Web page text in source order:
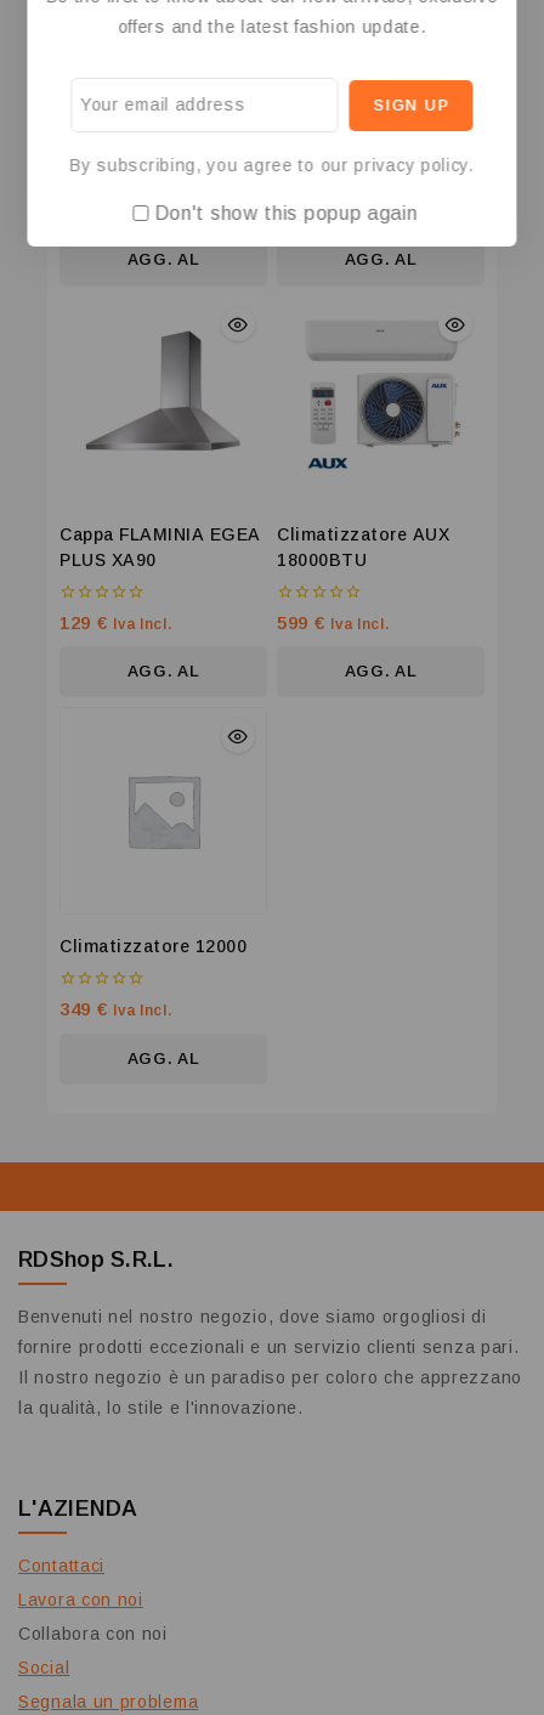
Iva Incl.
AGG. AL
Buste Anticalcare e
0
su
19,90€ Iva Incl.
AGG. AL
Cappa FLAMINIA EGEA
PLUS XA90
0
su
129 € Iva Incl.
AGG. AL
Climatizzatore AUX
18000BTU
0
su
599 € Iva Incl.
AGG. AL
Climatizzatore 12000
0
su
349 € Iva Incl.
AGG. AL
RDShop S.R.L.
Benvenuti nel nostro negozio, dove siamo orgogliosi di
fornire prodotti eccezionali e un servizio clienti senza pari.
Il nostro negozio è un paradiso per coloro che apprezzano
la qualità, lo stile e l'innovazione.
L'AZIENDA
Contattaci
Lavora con noi
Collabora con noi
Social
Segnala un problema
offers and the latest fashion update.
By subscribing, you agree to our privacy policy.
Don't show this popup again